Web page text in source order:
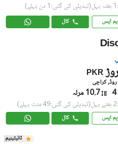
(تبدیلی کی گئی:1 دن پہلے)
ایس کال
PKR
کراچی
4 10.7 مرلہ
(تبدیلی کی گئی:49 منٹ پہلے)
ایس کال
ٹائیٹینیم